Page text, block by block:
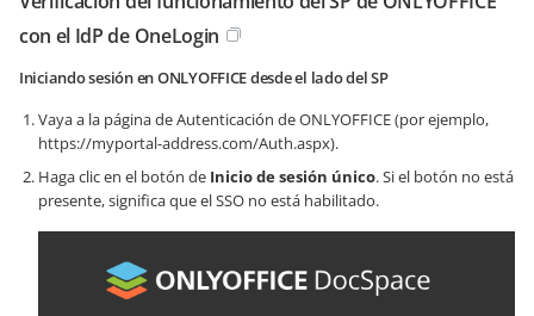
con el IdP de OneLogin
Iniciando sesión en ONLYOFFICE desde el lado del SP
Vaya a la página de Autenticación de ONLYOFFICE (por ejemplo,
https://myportal-address.com/Auth.aspx).
Haga clic en el botón de Inicio de sesión único. Si el botón no está
presente, significa que el SSO no está habilitado.